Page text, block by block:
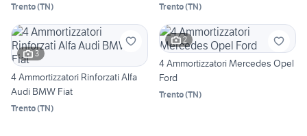
Trento(TN) Trento(TN)
3
4 Ammortizzatori Rinforzati Alfa
Audi BMW Fiat
Trento(TN)
2
4 Ammortizzatori Mercedes Opel
Ford
Trento(TN)